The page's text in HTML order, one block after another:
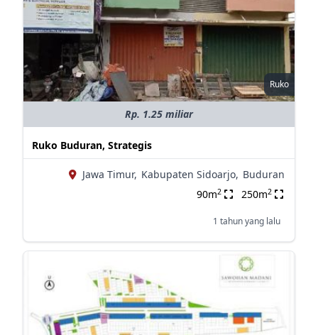
Ruko
Rp. 1.25 miliar
Ruko Buduran, Strategis
Jawa Timur, Kabupaten Sidoarjo, Buduran
90m2 250m2
1 tahun yang lalu